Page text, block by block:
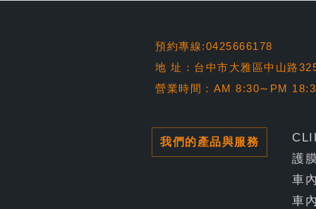
預約專線:0425666178
地 址：台中市大雅區中山路
營業時間：AM 8:30∼PM
我們的產品與服務
護
車
車